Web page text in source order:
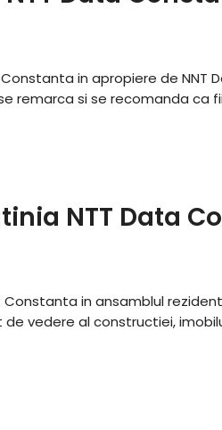
in apropiere de NNT
si se recomanda ca
NTT Data
in ansamblul
vedere al constructiei,